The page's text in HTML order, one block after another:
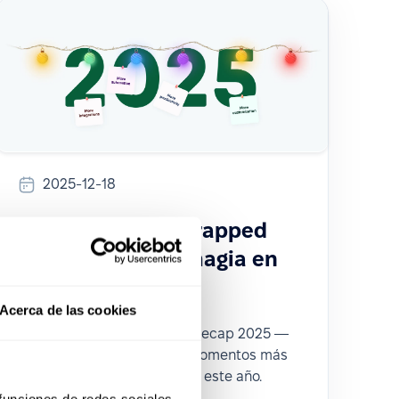
Acerca de las cookies
2025-12-18
🎉 PeopleForce Wrapped
2025: un año de magia en
Comienza con el Showreel Recap 2025 —
un resumen rápido de los momentos más
destacados de PeopleForce este año.